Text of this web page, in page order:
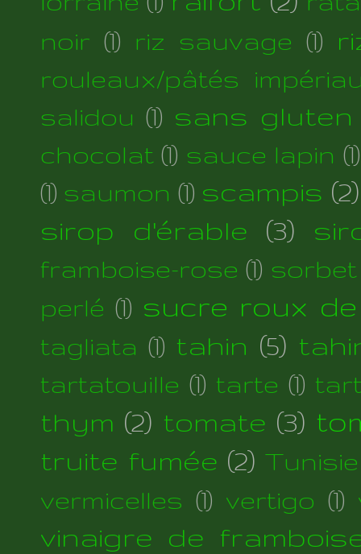
noir (1) riz sauvage (1)
rouleaux/pâtés
salidou (1) sans gluten
chocolat (1) sauce lapin (1)
(1) saumon (1) scampis (2)
sirop d'érable
(3)
framboise-rose (1)
perlé (1) sucre roux
tagliata (1) tahin (5)
tartatouille (1) tarte (1)
thym (2) tomate (3)
truite fumée (2) Tunisie
vermicelles (1) vertigo (1)
vinaigre de